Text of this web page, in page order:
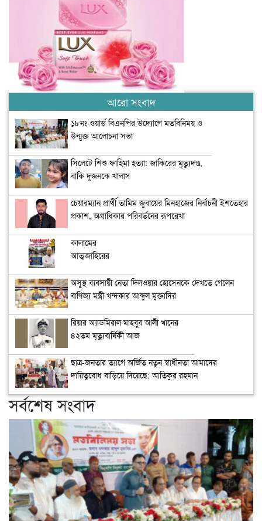
আরো সংবাদ
১৮নং ওয়ার্ড বিএনপির উদ্যোগে মতবিনিময় ও
উন্মুক্ত আলোচনা সভা
সিলেটে শিশু ফাহিমা হত্যা: জাকিরের মৃত্যুদণ্ড,
বাকি দুজনকে খালাস
চেয়ারম্যান প্রার্থী তামিম জুবায়ের মিনহাজের নির্বাচনী ইশতেহার
প্রকাশ, অগ্রাধিকার পরিবর্তনের রূপরেখা
কালামের
আত্মজাহিরের
অসুস্থ ব্যবসায়ী নেতা দিলওয়ার হোসেনকে দেখতে গেলেন
বাণিজ্য মন্ত্রী খন্দকার আব্দুল মুক্তাদির
রিয়ার অ্যাডমিরাল মাহবুব আলী খানের
৪২তম মৃত্যুবার্ষিকী আজ
ছাত্র-জনতার ত্যাগে অর্জিত নতুন স্বাধীনতা আমাদের
দায়িত্ববোধ বাড়িয়ে দিয়েছে: আতিকুর রহমান
সর্বশেষ সংবাদ